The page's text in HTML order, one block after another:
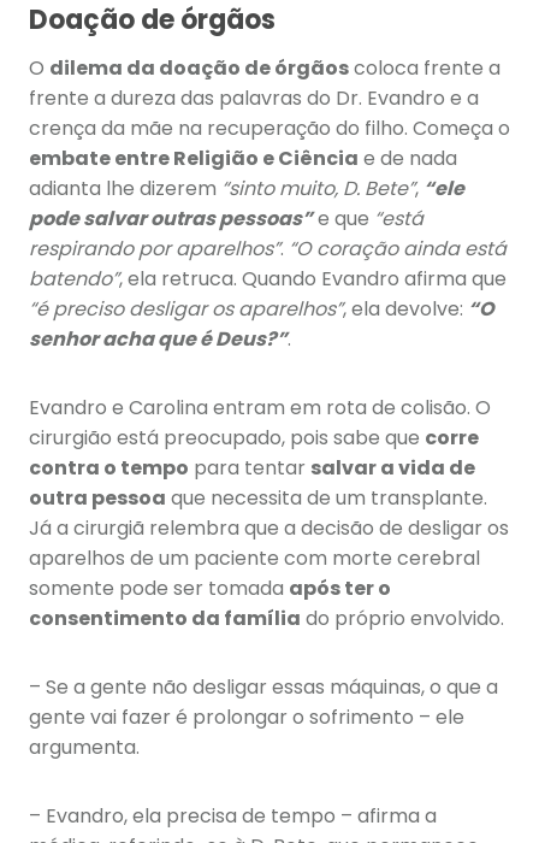
Doação de órgãos
O dilema da doação de órgãoscoloca frente a
frente a dureza das palavras do Dr. Evandro e a
crença da mãe na recuperação do filho. Começa o
embate entre Religião e Ciência e de nada
adianta lhe dizerem “sinto muito, D. Bete”, “ele
pode salvar outras pessoas”e que “está
respirando por aparelhos”. “O coração ainda está
batendo”, ela retruca. Quando Evandro afirma que
“é preciso desligar os aparelhos”, ela devolve: “O
senhor acha que é Deus?”.
Evandro e Carolina entram em rota de colisão. O
cirurgião está preocupado, pois sabe que corre
contra o tempo para tentar salvar a vida de
outra pessoa que necessita de um transplante.
Já a cirurgiã relembra que a decisão de desligar os
aparelhos de um paciente com morte cerebral
somente pode ser tomada após ter o
consentimento da família do próprio envolvido.
– Se a gente não desligar essas máquinas, o que a
gente vai fazer é prolongar o sofrimento – ele
argumenta.
– Evandro, ela precisa de tempo – afirma a